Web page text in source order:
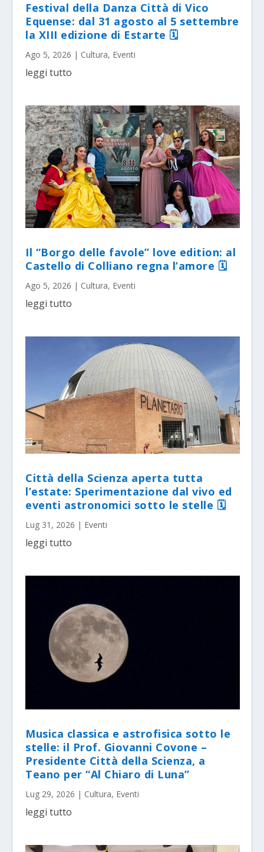
Festival della Danza Città di Vico
Equense: dal 31 agosto al 5 settembre
la XIII edizione di Estarte 🗓
Ago 5, 2026 | Cultura, Eventi
leggi tutto
Il “Borgo delle favole” love edition: al
Castello di Colliano regna l’amore 🗓
Ago 5, 2026 | Cultura, Eventi
leggi tutto
Città della Scienza aperta tutta
l’estate: Sperimentazione dal vivo ed
eventi astronomici sotto le stelle 🗓
Lug 31, 2026 | Eventi
leggi tutto
Musica classica e astrofisica sotto le
stelle: il Prof. Giovanni Covone –
Presidente Città della Scienza, a
Teano per “Al Chiaro di Luna”
Lug 29, 2026 | Cultura, Eventi
leggi tutto